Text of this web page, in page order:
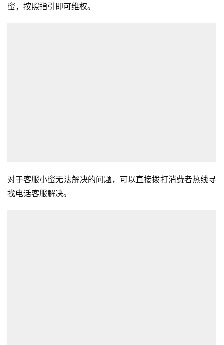
蜜，按照指引即可维权。
对于客服小蜜无法解决的问题，可以直接拨打消费者热线寻
找电话客服解决。